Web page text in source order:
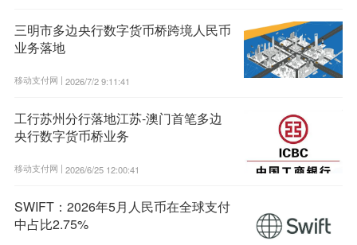
三明市多边央行数字货币桥跨境人民币
业务落地
移动支付网 | 2026/7/2 9:11:41
工行苏州分行落地江苏-澳门首笔多边
央行数字货币桥业务
移动支付网 | 2026/6/25 12:00:41
SWIFT：2026年5月人民币在全球支付
中占比2.75%